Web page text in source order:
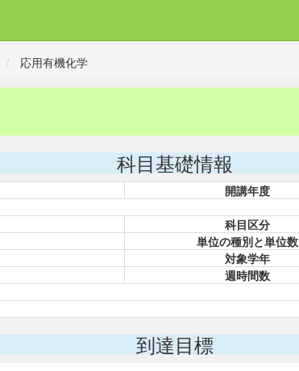
応用有機化学
科目基礎情報
開講年度
科目区分
単位の種別と単位数
対象学年
週時間数
到達目標